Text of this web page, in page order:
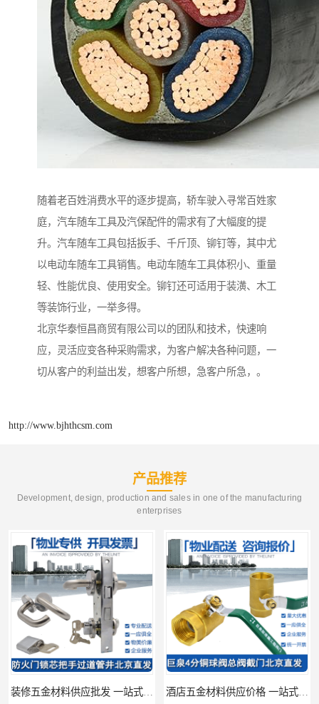
随着老百姓消费水平的逐步提高，轿车驶入寻常百姓家
庭，汽车随车工具及汽保配件的需求有了大幅度的提
升。汽车随车工具包括扳手、千斤顶、铆钉等，其中尤
以电动车随车工具销售。电动车随车工具体积小、重量
轻、性能优良、使用安全。铆钉还可适用于装潢、木工
等装饰行业，一举多得。
北京华泰恒昌商贸有限公司以的团队和技术，快速响
应，灵活应变各种采购需求，为客户解决各种问题，一
切从客户的利益出发，想客户所想，急客户所急，。
http://www.bjhthcsm.com
产品推荐
Development, design, production and sales in one of the manufacturing
enterprises